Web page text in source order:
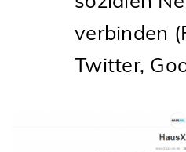
verbinden
Twitter,